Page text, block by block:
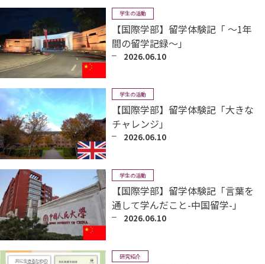
学生の活動
【国際学部】留学体験記「 〜1年
間の留学記録〜」
2026.06.10
学生の活動
【国際学部】留学体験記「大きな
チャレンジ」
2026.06.10
学生の活動
【国際学部】留学体験記「言葉を
通して学んだこと-中国留学-」
2026.06.10
研究紹介